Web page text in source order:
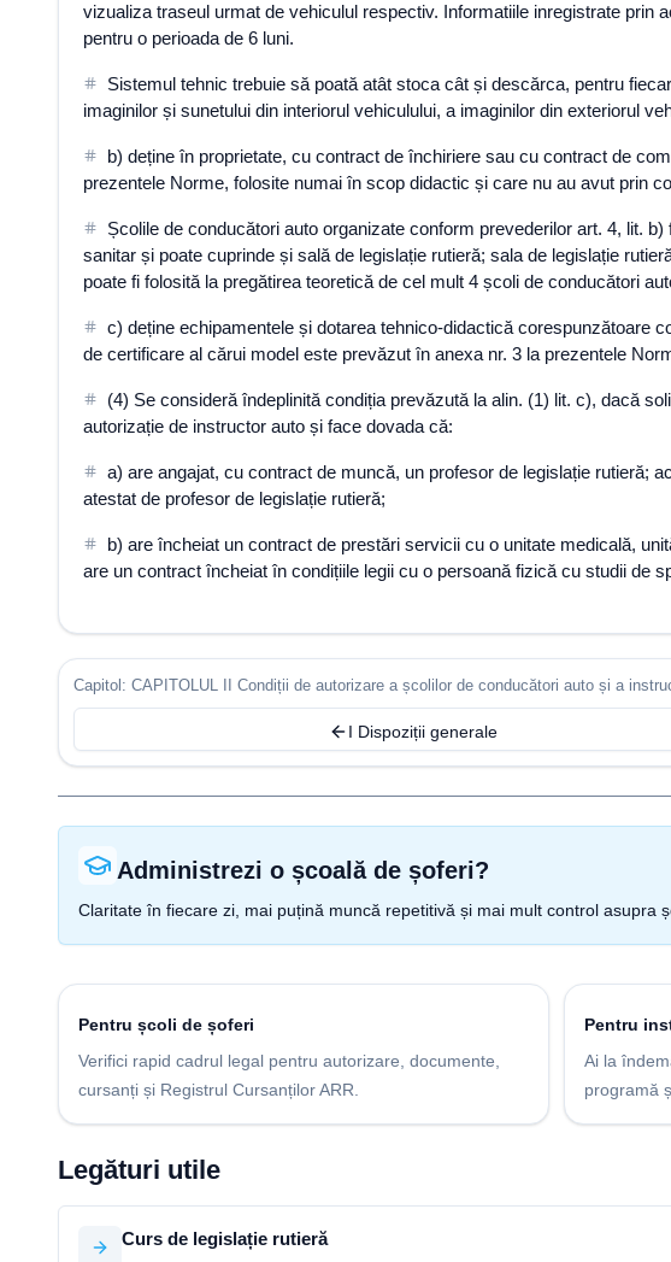
vizualiza traseul urmat de vehiculul respectiv. Informatiile inregistrate
pentru o perioada de 6 luni.
Sistemul tehnic trebuie să poată atât stoca cât și descărca, pentru
imaginilor și sunetului din interiorul vehiculului, a imaginilor din exteriorul
b) deține în proprietate, cu contract de închiriere sau cu contract de
prezentele Norme, folosite numai în scop didactic și care nu au avut prin
Școlile de conducători auto organizate conform prevederilor art. 4, lit.
sanitar și poate cuprinde și sală de legislație rutieră; sala de legislație
poate fi folosită la pregătirea teoretică de cel mult 4 școli de conducători
c) deține echipamentele și dotarea tehnico-didactică corespunzătoare
de certificare al cărui model este prevăzut în anexa nr. 3 la prezentele
(4) Se consideră îndeplinită condiția prevăzută la alin. (1) lit. c), dacă
autorizație de instructor auto și face dovada că:
a) are angajat, cu contract de muncă, un profesor de legislație rutieră;
atestat de profesor de legislație rutieră;
b) are încheiat un contract de prestări servicii cu o unitate medicală,
are un contract încheiat în condițiile legii cu o persoană fizică cu studii de
Capitol: CAPITOLUL II Condiții de autorizare a școlilor de conducători auto și a
I Dispoziții generale
Administrezi o școală de șoferi?
Claritate în fiecare zi, mai puțină muncă repetitivă și mai mult control asupra
Pentru școli de șoferi
Verifici rapid cadrul legal pentru autorizare, documente,
cursanți și Registrul Cursanților ARR.
Pentru
Ai la
programă
Legături utile
Curs de legislație rutieră